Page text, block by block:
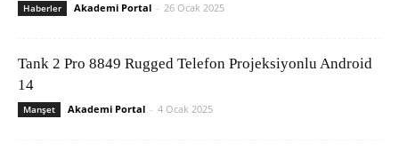
Haberler Akademi Portal - 26 Ocak 2025
Tank 2 Pro 8849 Rugged Telefon Projeksiyonlu Android
14
Manşet Akademi Portal - 4 Ocak 2025